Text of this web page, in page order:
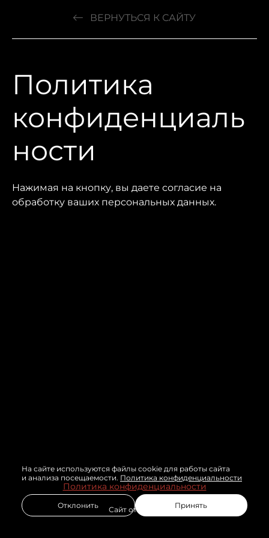
ВЕРНУТЬСЯ К САЙТУ
Политика
конфиденциаль
ности
Нажимая на кнопку, вы даете согласие на
обработку ваших персональных данных.
Политика конфиденциальности
Сайт от
На сайте используются файлы cookie для работы сайта
и анализа посещаемости. Политика конфиденциальности
Отклонить Принять